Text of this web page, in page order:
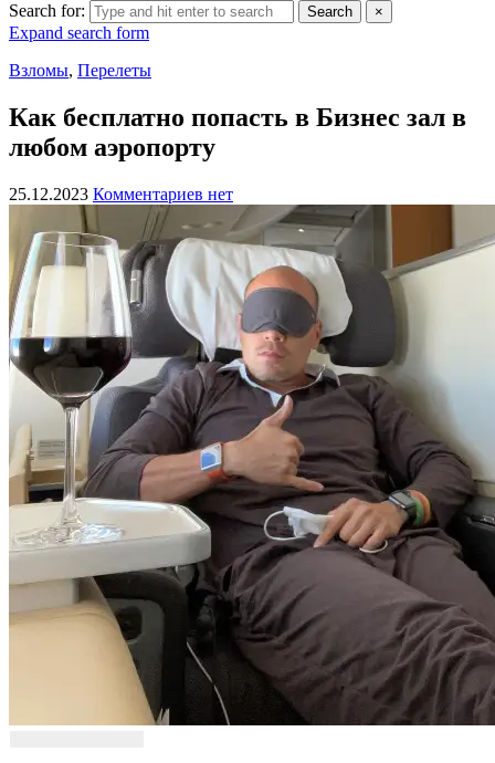
Search for: Search ×
Expand search form
Взломы, Перелеты
Как бесплатно попасть в Бизнес зал в
любом аэропорту
25.12.2023 Комментариев нет